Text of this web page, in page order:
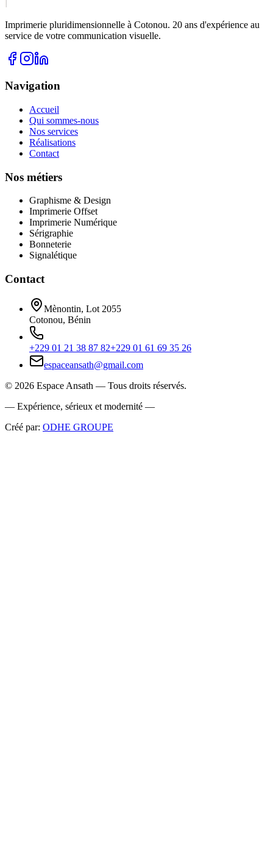
Imprimerie pluridimensionnelle à Cotonou. 20 ans d'expérience au
service de votre communication visuelle.
Navigation
Accueil
Qui sommes-nous
Nos services
Réalisations
Contact
Nos métiers
Graphisme & Design
Imprimerie Offset
Imprimerie Numérique
Sérigraphie
Bonneterie
Signalétique
Contact
Mènontin, Lot 2055
Cotonou, Bénin
+229 01 21 38 87 82+229 01 61 69 35 26
espaceansath@gmail.com
© 2026 Espace Ansath — Tous droits réservés.
— Expérience, sérieux et modernité —
Créé par: ODHE GROUPE